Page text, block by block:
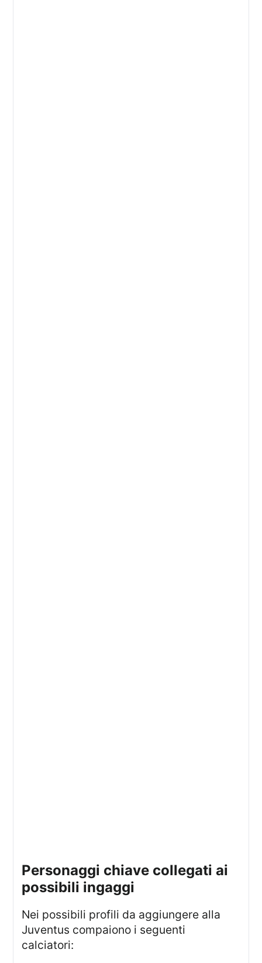
personaggi chiave collegati ai
possibili ingaggi
Nei possibili profili da aggiungere alla
Juventus compaiono i seguenti
calciatori: